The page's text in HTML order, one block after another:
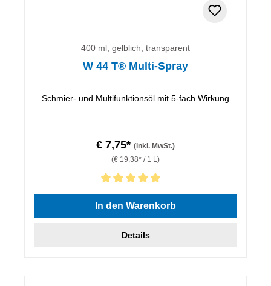
400 ml, gelblich, transparent
W 44 T® Multi-Spray
Schmier- und Multifunktionsöl mit 5-fach Wirkung
€ 7,75* (inkl. MwSt.)
(€ 19,38* / 1 L)
Durchschnittliche Bewertung von 5 von 5 Sternen
In den Warenkorb
Details